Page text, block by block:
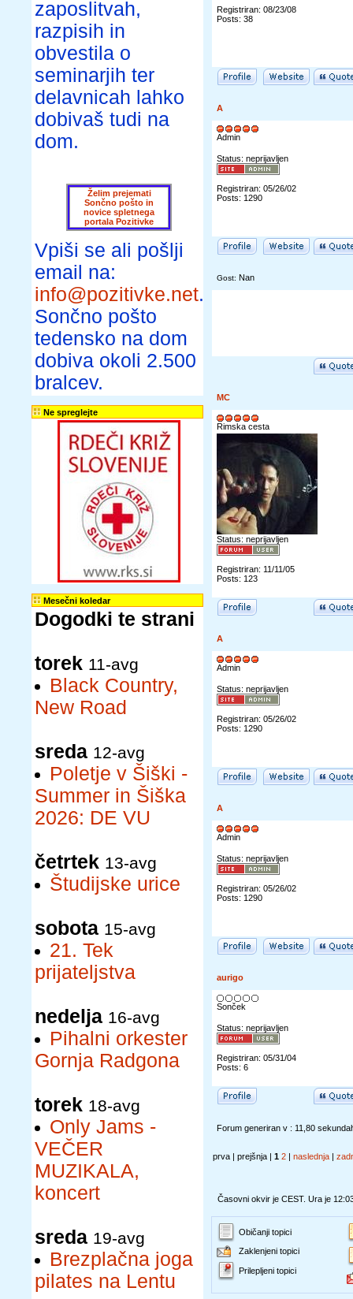
zaposlitvah,
razpisih in
obvestila o
seminarjih ter
delavnicah lahko
dobivaš tudi na
dom.
Želim prejemati
Sončno pošto in
novice spletnega
portala Pozitivke
Vpiši se ali pošlji
email na:
info@pozitivke.net.
Sončno pošto
tedensko na dom
dobiva okoli 2.500
bralcev.
Ne spreglejte
Mesečni koledar
Dogodki te strani
torek 11-avg
Black Country,
New Road
sreda 12-avg
Poletje v Šiški -
Summer in Šiška
2026: DE VU
četrtek 13-avg
Študijske urice
sobota 15-avg
21. Tek
prijateljstva
nedelja 16-avg
Pihalni orkester
Gornja Radgona
torek 18-avg
Only Jams -
VEČER
MUZIKALA,
koncert
sreda 19-avg
Brezplačna joga
pilates na Lentu
Registriran: 08/23/08
Posts: 38
A
Admin
Status: neprijavljen
Registriran: 05/26/02
Posts: 1290
Gost: Nan
MC
Rimska cesta
Status: neprijavljen
Registriran: 11/11/05
Posts: 123
A
Admin
Status: neprijavljen
Registriran: 05/26/02
Posts: 1290
A
Admin
Status: neprijavljen
Registriran: 05/26/02
Posts: 1290
aurigo
Sonček
Status: neprijavljen
Registriran: 05/31/04
Posts: 6
Forum generiran v : 11,80
prva | prejšnja | 1 2 | naslednja |
Časovni okvir je CEST. Ura je
Običanji topici
Zaklenjeni topici
Prilepljeni topici